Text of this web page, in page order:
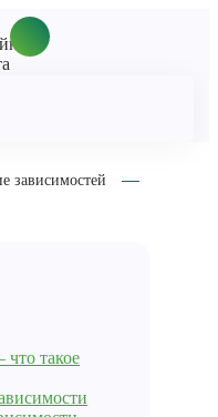
зависимостей
что такое